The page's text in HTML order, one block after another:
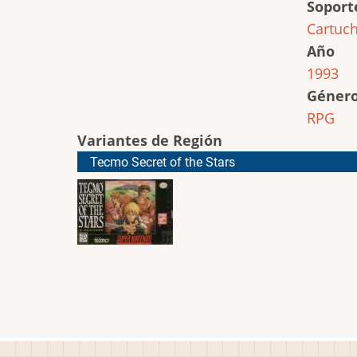
Año
1993
RPG
Variantes de Región
Tecmo Secret of the Stars